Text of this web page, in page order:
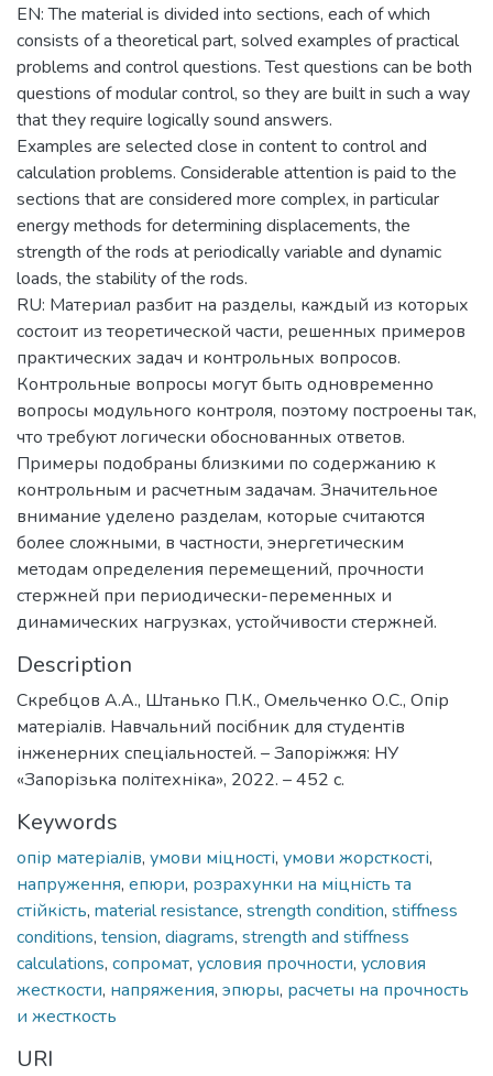
EN: The material is divided into sections, each of which
consists of a theoretical part, solved examples of practical
problems and control questions. Test questions can be both
questions of modular control, so they are built in such a way
that they require logically sound answers.
Examples are selected close in content to control and
calculation problems. Considerable attention is paid to the
sections that are considered more complex, in particular
energy methods for determining displacements, the
strength of the rods at periodically variable and dynamic
loads, the stability of the rods.
RU: Материал разбит на разделы, каждый из которых
состоит из теоретической части, решенных примеров
практических задач и контрольных вопросов.
Контрольные вопросы могут быть одновременно
вопросы модульного контроля, поэтому построены так,
что требуют логически обоснованных ответов.
Примеры подобраны близкими по содержанию к
контрольным и расчетным задачам. Значительное
внимание уделено разделам, которые считаются
более сложными, в частности, энергетическим
методам определения перемещений, прочности
стержней при периодически-переменных и
динамических нагрузках, устойчивости стержней.
Description
Скребцов А.А., Штанько П.К., Омельченко О.С., Опір
матеріалів. Навчальний посібник для студентів
інженерних спеціальностей. – Запоріжжя: НУ
«Запорізька політехніка», 2022. – 452 с.
Keywords
опір матеріалів, умови міцності, умови жорсткості,
напруження, епюри, розрахунки на міцність та
стійкість, material resistance, strength condition, stiffness
conditions, tension, diagrams, strength and stiffness
calculations, сопромат, условия прочности, условия
жесткости, напряжения, эпюры, расчеты на прочность
и жесткость
URI